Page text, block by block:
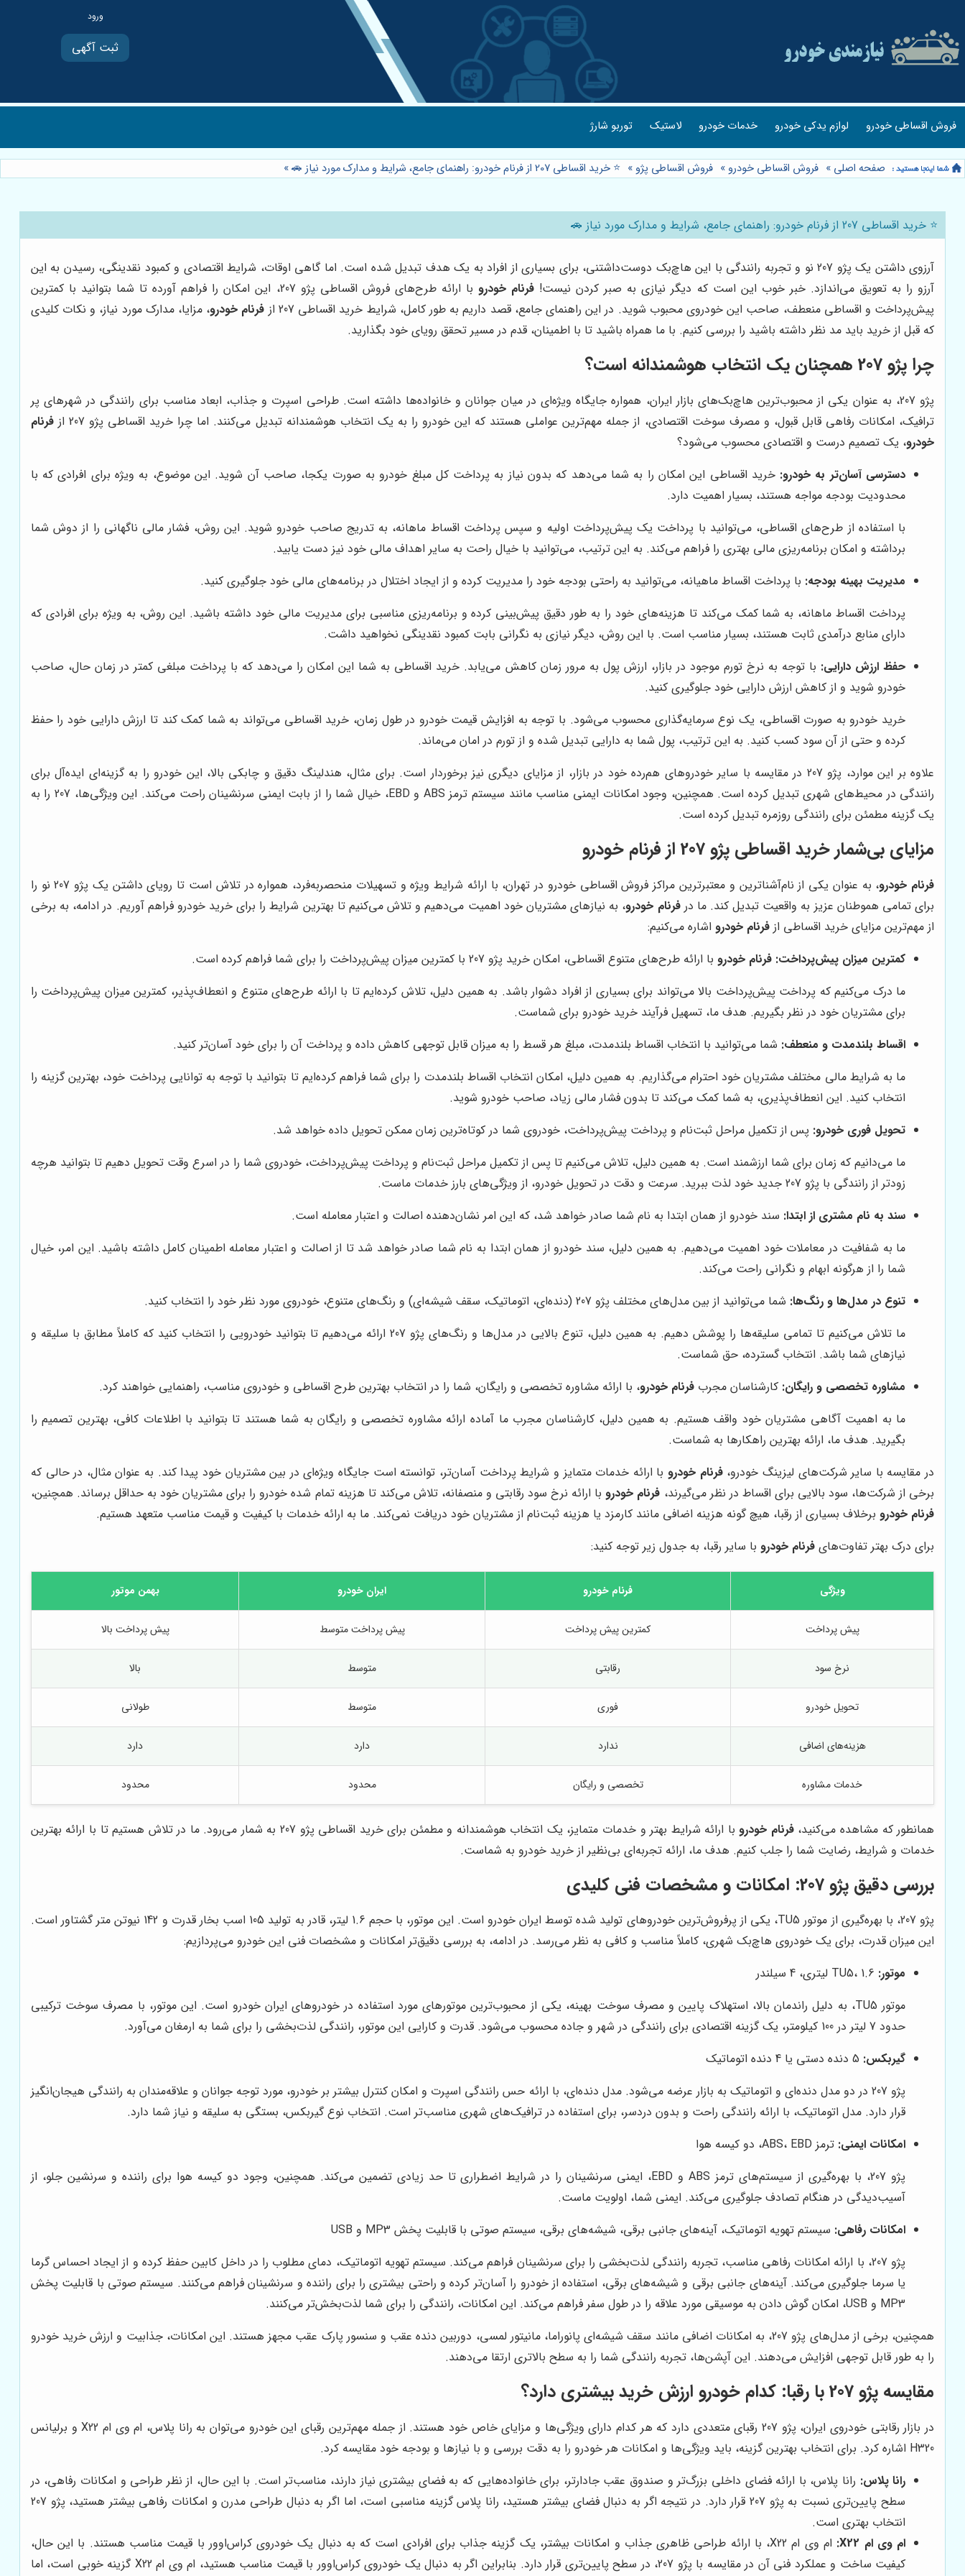
ثبت آگهی
فروش اقساطی خودرو لوازم یدکی خودرو خدمات خودرو لاستیک توربو شارژ
صفحه اصلی » فروش اقساطی خودرو » فروش اقساطی پژو » ⭐️ خرید اقساطی 207 از فرنام خودرو: راهنمای جامع، شرایط و مدارک مورد نیاز 🚗 »
⭐️ خرید اقساطی 207 از فرنام خودرو: راهنمای جامع، شرایط و مدارک مورد نیاز 🚗
آرزوی داشتن یک پژو 207 نو و تجربه رانندگی با این هاچ‌بک دوست‌داشتنی، برای بسیاری از افراد به یک هدف تبدیل شده است. اما گاهی اوقات، شرایط اقتصادی و کمبود نقدینگی، رسیدن به این
آرزو را به تعویق می‌اندازد. خبر خوب این است که دیگر نیازی به صبر کردن نیست! فرنام خودرو
با ارائه طرح‌های فروش اقساطی پژو 207، این امکان را فراهم آورده تا شما بتوانید با کمترین
پیش‌پرداخت و اقساطی منعطف، صاحب این خودروی محبوب شوید. در این راهنمای جامع، قصد داریم به طور کامل، شرایط خرید اقساطی 207 از
فرنام خودرو، مزایا، مدارک مورد نیاز، و نکات کلیدی
که قبل از خرید باید مد نظر داشته باشید را بررسی کنیم. با ما همراه باشید تا با اطمینان، قدم در مسیر تحقق رویای خود بگذارید.
چرا پژو 207 همچنان یک انتخاب هوشمندانه است؟
پژو 207، به عنوان یکی از محبوب‌ترین هاچ‌بک‌های بازار ایران، همواره جایگاه ویژه‌ای در میان جوانان و خانواده‌ها داشته است. طراحی اسپرت و جذاب، ابعاد مناسب برای رانندگی در شهرهای پر
ترافیک، امکانات رفاهی قابل قبول، و مصرف سوخت اقتصادی، از جمله مهم‌ترین عواملی هستند که این خودرو را به یک انتخاب هوشمندانه تبدیل می‌کنند. اما چرا خرید اقساطی پژو 207 از
فرنام
خودرو، یک تصمیم درست و اقتصادی محسوب می‌شود؟
دسترسی آسان‌تر به خودرو: خرید اقساطی این امکان را به شما می‌دهد که بدون نیاز به پرداخت کل مبلغ خودرو به صورت یکجا، صاحب آن شوید. این موضوع، به ویژه برای افرادی که با
محدودیت بودجه مواجه هستند، بسیار اهمیت دارد.
با استفاده از طرح‌های اقساطی، می‌توانید با پرداخت یک پیش‌پرداخت اولیه و سپس پرداخت اقساط ماهانه، به تدریج صاحب خودرو شوید. این روش، فشار مالی ناگهانی را از دوش شما
برداشته و امکان برنامه‌ریزی مالی بهتری را فراهم می‌کند. به این ترتیب، می‌توانید با خیال راحت به سایر اهداف مالی خود نیز دست یابید.
مدیریت بهینه بودجه: با پرداخت اقساط ماهیانه، می‌توانید به راحتی بودجه خود را مدیریت کرده و از ایجاد اختلال در برنامه‌های مالی خود جلوگیری کنید.
پرداخت اقساط ماهانه، به شما کمک می‌کند تا هزینه‌های خود را به طور دقیق پیش‌بینی کرده و برنامه‌ریزی مناسبی برای مدیریت مالی خود داشته باشید. این روش، به ویژه برای افرادی که
دارای منابع درآمدی ثابت هستند، بسیار مناسب است. با این روش، دیگر نیازی به نگرانی بابت کمبود نقدینگی نخواهید داشت.
حفظ ارزش دارایی: با توجه به نرخ تورم موجود در بازار، ارزش پول به مرور زمان کاهش می‌یابد. خرید اقساطی به شما این امکان را می‌دهد که با پرداخت مبلغی کمتر در زمان حال، صاحب
خودرو شوید و از کاهش ارزش دارایی خود جلوگیری کنید.
خرید خودرو به صورت اقساطی، یک نوع سرمایه‌گذاری محسوب می‌شود. با توجه به افزایش قیمت خودرو در طول زمان، خرید اقساطی می‌تواند به شما کمک کند تا ارزش دارایی خود را حفظ
کرده و حتی از آن سود کسب کنید. به این ترتیب، پول شما به دارایی تبدیل شده و از تورم در امان می‌ماند.
علاوه بر این موارد، پژو 207 در مقایسه با سایر خودروهای هم‌رده خود در بازار، از مزایای دیگری نیز برخوردار است. برای مثال، هندلینگ دقیق و چابکی بالا، این خودرو را به گزینه‌ای ایده‌آل برای
رانندگی در محیط‌های شهری تبدیل کرده است. همچنین، وجود امکانات ایمنی مناسب مانند سیستم ترمز ABS و EBD، خیال شما را از بابت ایمنی سرنشینان راحت می‌کند. این ویژگی‌ها، 207 را به
یک گزینه مطمئن برای رانندگی روزمره تبدیل کرده است.
مزایای بی‌شمار خرید اقساطی پژو 207 از فرنام خودرو
فرنام خودرو
، به عنوان یکی از نام‌آشناترین و معتبرترین مراکز فروش اقساطی خودرو در تهران، با ارائه شرایط ویژه و تسهیلات منحصربه‌فرد، همواره در تلاش است تا رویای داشتن یک پژو 207 نو را
برای تمامی هموطنان عزیز به واقعیت تبدیل کند. ما درفرنام خودرو، به نیازهای مشتریان خود اهمیت می‌دهیم و تلاش می‌کنیم تا بهترین شرایط را برای خرید خودرو فراهم آوریم. در ادامه، به برخی
از مهم‌ترین مزایای خرید اقساطی از فرنام خودرو اشاره می‌کنیم:
کمترین میزان پیش‌پرداخت: فرنام خودرو با ارائه طرح‌های متنوع اقساطی، امکان خرید پژو 207 با کمترین میزان پیش‌پرداخت را برای شما فراهم کرده است.
ما درک می‌کنیم که پرداخت پیش‌پرداخت بالا می‌تواند برای بسیاری از افراد دشوار باشد. به همین دلیل، تلاش کرده‌ایم تا با ارائه طرح‌های متنوع و انعطاف‌پذیر، کمترین میزان پیش‌پرداخت را
برای مشتریان خود در نظر بگیریم. هدف ما، تسهیل فرآیند خرید خودرو برای شماست.
اقساط بلندمدت و منعطف: شما می‌توانید با انتخاب اقساط بلندمدت، مبلغ هر قسط را به میزان قابل توجهی کاهش داده و پرداخت آن را برای خود آسان‌تر کنید.
ما به شرایط مالی مختلف مشتریان خود احترام می‌گذاریم. به همین دلیل، امکان انتخاب اقساط بلندمدت را برای شما فراهم کرده‌ایم تا بتوانید با توجه به توانایی پرداخت خود، بهترین گزینه را
انتخاب کنید. این انعطاف‌پذیری، به شما کمک می‌کند تا بدون فشار مالی زیاد، صاحب خودرو شوید.
تحویل فوری خودرو: پس از تکمیل مراحل ثبت‌نام و پرداخت پیش‌پرداخت، خودروی شما در کوتاه‌ترین زمان ممکن تحویل داده خواهد شد.
ما می‌دانیم که زمان برای شما ارزشمند است. به همین دلیل، تلاش می‌کنیم تا پس از تکمیل مراحل ثبت‌نام و پرداخت پیش‌پرداخت، خودروی شما را در اسرع وقت تحویل دهیم تا بتوانید هرچه
زودتر از رانندگی با پژو 207 جدید خود لذت ببرید. سرعت و دقت در تحویل خودرو، از ویژگی‌های بارز خدمات ماست.
سند به نام مشتری از ابتدا: سند خودرو از همان ابتدا به نام شما صادر خواهد شد، که این امر نشان‌دهنده اصالت و اعتبار معامله است.
ما به شفافیت در معاملات خود اهمیت می‌دهیم. به همین دلیل، سند خودرو از همان ابتدا به نام شما صادر خواهد شد تا از اصالت و اعتبار معامله اطمینان کامل داشته باشید. این امر، خیال
شما را از هرگونه ابهام و نگرانی راحت می‌کند.
تنوع در مدل‌ها و رنگ‌ها: شما می‌توانید از بین مدل‌های مختلف پژو 207 (دنده‌ای، اتوماتیک، سقف شیشه‌ای) و رنگ‌های متنوع، خودروی مورد نظر خود را انتخاب کنید.
ما تلاش می‌کنیم تا تمامی سلیقه‌ها را پوشش دهیم. به همین دلیل، تنوع بالایی در مدل‌ها و رنگ‌های پژو 207 ارائه می‌دهیم تا بتوانید خودرویی را انتخاب کنید که کاملاً مطابق با سلیقه و
نیازهای شما باشد. انتخاب گسترده، حق شماست.
مشاوره تخصصی و رایگان: کارشناسان مجرب فرنام خودرو، با ارائه مشاوره تخصصی و رایگان، شما را در انتخاب بهترین طرح اقساطی و خودروی مناسب، راهنمایی خواهند کرد.
ما به اهمیت آگاهی مشتریان خود واقف هستیم. به همین دلیل، کارشناسان مجرب ما آماده ارائه مشاوره تخصصی و رایگان به شما هستند تا بتوانید با اطلاعات کافی، بهترین تصمیم را
بگیرید. هدف ما، ارائه بهترین راهکارها به شماست.
در مقایسه با سایر شرکت‌های لیزینگ خودرو،فرنام خودرو با ارائه خدمات متمایز و شرایط پرداخت آسان‌تر، توانسته است جایگاه ویژه‌ای در بین مشتریان خود پیدا کند. به عنوان مثال، در حالی که
برخی از شرکت‌ها، سود بالایی برای اقساط در نظر می‌گیرند، فرنام خودرو با ارائه نرخ سود رقابتی و منصفانه، تلاش می‌کند تا هزینه تمام شده خودرو را برای مشتریان خود به حداقل برساند. همچنین،
فرنام خودرو برخلاف بسیاری از رقبا، هیچ گونه هزینه اضافی مانند کارمزد یا هزینه ثبت‌نام از مشتریان خود دریافت نمی‌کند. ما به ارائه خدمات با کیفیت و قیمت مناسب متعهد هستیم.
برای درک بهتر تفاوت‌های فرنام خودرو با سایر رقبا، به جدول زیر توجه کنید:
ویژگی فرنام خودرو ایران خودرو بهمن موتور
پیش پرداخت کمترین پیش پرداخت پیش پرداخت متوسط پیش پرداخت بالا
نرخ سود رقابتی متوسط بالا
تحویل خودرو فوری متوسط طولانی
هزینه‌های اضافی ندارد دارد دارد
خدمات مشاوره تخصصی و رایگان محدود محدود
همانطور که مشاهده می‌کنید،فرنام خودرو
با ارائه شرایط بهتر و خدمات متمایز، یک انتخاب هوشمندانه و مطمئن برای خرید اقساطی پژو 207 به شمار می‌رود. ما در تلاش هستیم تا با ارائه بهترین
خدمات و شرایط، رضایت شما را جلب کنیم. هدف ما، ارائه تجربه‌ای بی‌نظیر از خرید خودرو به شماست.
بررسی دقیق پژو 207: امکانات و مشخصات فنی کلیدی
پژو 207، با بهره‌گیری از موتور TU5، یکی از پرفروش‌ترین خودروهای تولید شده توسط ایران خودرو است. این موتور، با حجم 1.6 لیتر، قادر به تولید 105 اسب بخار قدرت و 142 نیوتن متر گشتاور است.
این میزان قدرت، برای یک خودروی هاچ‌بک شهری، کاملاً مناسب و کافی به نظر می‌رسد. در ادامه، به بررسی دقیق‌تر امکانات و مشخصات فنی این خودرو می‌پردازیم:
موتور:
موتور TU5، به دلیل راندمان بالا، استهلاک پایین و مصرف سوخت بهینه، یکی از محبوب‌ترین موتورهای مورد استفاده در خودروهای ایران خودرو است. این موتور، با مصرف سوخت ترکیبی
حدود 7 لیتر در 100 کیلومتر، یک گزینه اقتصادی برای رانندگی در شهر و جاده محسوب می‌شود. قدرت و کارایی این موتور، رانندگی لذت‌بخشی را برای شما به ارمغان می‌آورد.
گیربکس:
پژو 207 در دو مدل دنده‌ای و اتوماتیک به بازار عرضه می‌شود. مدل دنده‌ای، با ارائه حس رانندگی اسپرت و امکان کنترل بیشتر بر خودرو، مورد توجه جوانان و علاقه‌مندان به رانندگی هیجان‌انگیز
قرار دارد. مدل اتوماتیک، با ارائه رانندگی راحت و بدون دردسر، برای استفاده در ترافیک‌های شهری مناسب‌تر است. انتخاب نوع گیربکس، بستگی به سلیقه و نیاز شما دارد.
امکانات ایمنی: ترمز ABS، EBD، دو کیسه هوا
پژو 207، با بهره‌گیری از سیستم‌های ترمز ABS و EBD، ایمنی سرنشینان را در شرایط اضطراری تا حد زیادی تضمین می‌کند. همچنین، وجود دو کیسه هوا برای راننده و سرنشین جلو، از
آسیب‌دیدگی در هنگام تصادف جلوگیری می‌کند. ایمنی شما، اولویت ماست.
امکانات رفاهی: سیستم تهویه اتوماتیک، آینه‌های جانبی برقی، شیشه‌های برقی، سیستم صوتی با قابلیت پخش MP3 و USB
پژو 207، با ارائه امکانات رفاهی مناسب، تجربه رانندگی لذت‌بخشی را برای سرنشینان فراهم می‌کند. سیستم تهویه اتوماتیک، دمای مطلوب را در داخل کابین حفظ کرده و از ایجاد احساس گرما
یا سرما جلوگیری می‌کند. آینه‌های جانبی برقی و شیشه‌های برقی، استفاده از خودرو را آسان‌تر کرده و راحتی بیشتری را برای راننده و سرنشینان فراهم می‌کنند. سیستم صوتی با قابلیت پخش
MP3 و USB، امکان گوش دادن به موسیقی مورد علاقه را در طول سفر فراهم می‌کند. این امکانات، رانندگی را برای شما لذت‌بخش‌تر می‌کنند.
همچنین، برخی از مدل‌های پژو 207، به امکانات اضافی مانند سقف شیشه‌ای پانوراما، مانیتور لمسی، دوربین دنده عقب و سنسور پارک عقب مجهز هستند. این امکانات، جذابیت و ارزش خرید خودرو
را به طور قابل توجهی افزایش می‌دهند. این آپشن‌ها، تجربه رانندگی شما را به سطح بالاتری ارتقا می‌دهند.
مقایسه پژو 207 با رقبا: کدام خودرو ارزش خرید بیشتری دارد؟
در بازار رقابتی خودروی ایران، پژو 207 رقبای متعددی دارد که هر کدام دارای ویژگی‌ها و مزایای خاص خود هستند. از جمله مهم‌ترین رقبای این خودرو می‌توان به رانا پلاس، ام وی ام X22 و برلیانس
H320 اشاره کرد. برای انتخاب بهترین گزینه، باید ویژگی‌ها و امکانات هر خودرو را به دقت بررسی و با نیازها و بودجه خود مقایسه کرد.
رانا پلاس: رانا پلاس، با ارائه فضای داخلی بزرگ‌تر و صندوق عقب جادارتر، برای خانواده‌هایی که به فضای بیشتری نیاز دارند، مناسب‌تر است. با این حال، از نظر طراحی و امکانات رفاهی، در
سطح پایین‌تری نسبت به پژو 207 قرار دارد. در نتیجه اگر به دنبال فضای بیشتر هستید، رانا پلاس گزینه مناسبی است، اما اگر به دنبال طراحی مدرن و امکانات رفاهی بیشتر هستید، پژو 207
انتخاب بهتری است.
ام وی ام X22:
ام وی ام X22، با ارائه طراحی ظاهری جذاب و امکانات بیشتر، یک گزینه جذاب برای افرادی است که به دنبال یک خودروی کراس‌اوور با قیمت مناسب هستند. با این حال،
کیفیت ساخت و عملکرد فنی آن در مقایسه با پژو 207، در سطح پایین‌تری قرار دارد. بنابراین اگر به دنبال یک خودروی کراس‌اوور با قیمت مناسب هستید، ام وی ام X22 گزینه خوبی است، اما